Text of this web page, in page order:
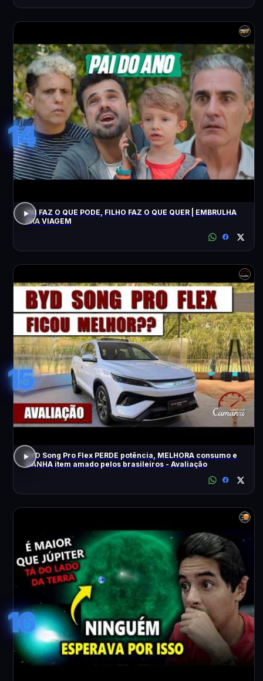
14
PAI FAZ O QUE PODE, FILHO FAZ O QUE QUER | EMBRULHA
PRA VIAGEM
15
BYD Song Pro Flex PERDE potência, MELHORA consumo e
GANHA item amado pelos brasileiros - Avaliação
16